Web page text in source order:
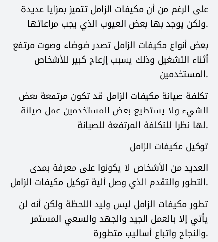
على الرغم من أن مكيفات الزامل تتميز بمزايا عديدة
ولكن يوجد بها بعض العيوب الذي يجب مراعاتها.
بعض أنواع مكيفات الزامل تصدر ضوضاء وصوت مرتفع
أثناء التشغيل وذلك يسبب إزعاج كبير للأشخاص
المستخدمين.
تكلفة صيانة مكيفات الزامل قد تكون مرتفعة بعض
الشيء ولا يستطيع بعض المستخدمين عمل صيانة
لها نظرا للتكلفة المرتفعة للصيانة.
توكيل مكيفات الزامل
العديد من الأشخاص لا يكونوا على معرفة بمدى
التطور والتقدم الذي وصل ألية توكيل مكيفات الزامل.
تطور مكيفات الزامل ليس وليد اللحظة ولكن أنه لن
يأتي إلا بالعمل الجيد والجهد والسعي المستمر
والنجاح واتباع أساليب متطورة.